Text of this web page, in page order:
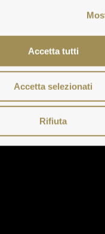
Accetta tutti
Accetta selezionati
Rifiuta